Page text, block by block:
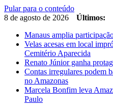
Pular para o conteúdo
8 de agosto de 2026
Últimos:
Manaus amplia
Velas acesas em local
Cemitério Aparecida
Renato Júnior ganha
Contas irregulares podem
no Amazonas
Marcela Bonfim leva
Paulo